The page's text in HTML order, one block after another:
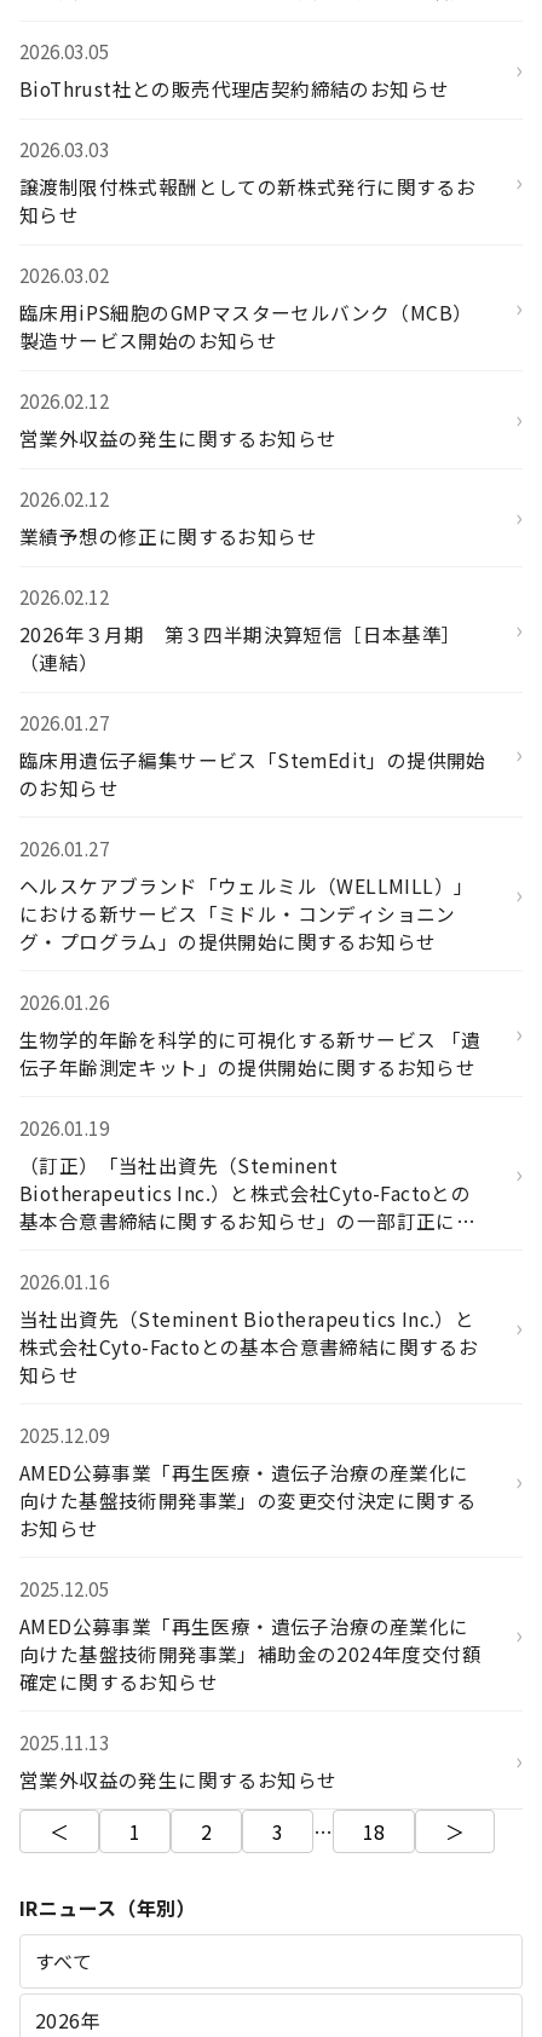
2026.03.05
BioThrust社との販売代理店契約締結のお知らせ
›
2026.03.03
譲渡制限付株式報酬としての新株式発行に関するお
知らせ
›
2026.03.02
臨床用iPS細胞のGMPマスターセルバンク（MCB）
製造サービス開始のお知らせ
›
2026.02.12
営業外収益の発生に関するお知らせ
›
2026.02.12
業績予想の修正に関するお知らせ
›
2026.02.12
2026年３月期 第３四半期決算短信［日本基準］
（連結）
›
2026.01.27
臨床用遺伝子編集サービス「StemEdit」の提供開始
のお知らせ
›
2026.01.27
ヘルスケアブランド「ウェルミル（WELLMILL）」
における新サービス「ミドル・コンディショニン
グ・プログラム」の提供開始に関するお知らせ
›
2026.01.26
生物学的年齢を科学的に可視化する新サービス 「遺
伝子年齢測定キット」の提供開始に関するお知らせ
›
2026.01.19
（訂正）「当社出資先（Steminent
Biotherapeutics Inc.）と株式会社Cyto-Factoとの
基本合意書締結に関するお知らせ」の一部訂正につ
›
2026.01.16
当社出資先（Steminent Biotherapeutics Inc.）と
株式会社Cyto-Factoとの基本合意書締結に関するお
知らせ
›
2025.12.09
AMED公募事業「再生医療・遺伝子治療の産業化に
向けた基盤技術開発事業」の変更交付決定に関する
お知らせ
›
2025.12.05
AMED公募事業「再生医療・遺伝子治療の産業化に
向けた基盤技術開発事業」補助金の2024年度交付額
確定に関するお知らせ
›
2025.11.13
営業外収益の発生に関するお知らせ
›
＜ 1 2 3 … 18 ＞
IRニュース（年別）
すべて
2026年